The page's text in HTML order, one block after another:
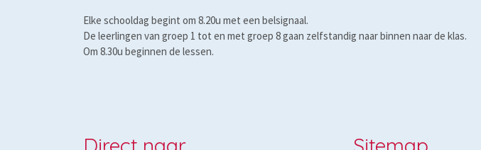
Elke schooldag begint om 8.20u met een belsignaal.
De leerlingen van groep 1 tot en met groep 8 gaan zelfstandig naar binnen naar de klas.
Om 8.30u beginnen de lessen.